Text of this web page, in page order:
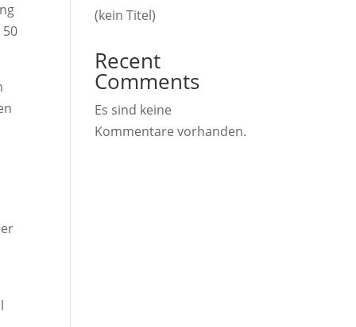
(kein Titel)
Recent
Comments
Es sind keine
Kommentare vorhanden.